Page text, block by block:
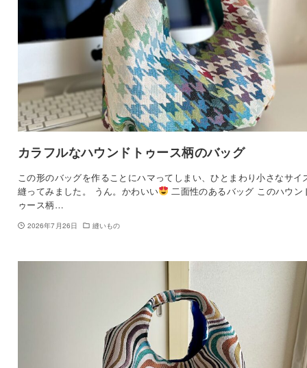
カラフルなハウンドトゥース柄のバッグ
この形のバッグを作ることにハマってしまい、ひとまわり小さなサイ
縫ってみました。 うん。かわいい
二面性のあるバッグ このハウン
ゥース柄…
2026年7月26日 縫いもの